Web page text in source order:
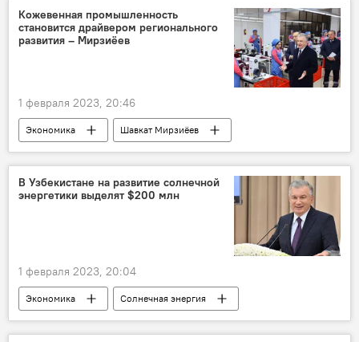
Кожевенная промышленность
становится драйвером регионального
развития – Мирзиёев
1 февраля 2023, 20:46
Экономика
Шавкат Мирзиёев
промышленность
В Узбекистане на развитие солнечной
энергетики выделят $200 млн
1 февраля 2023, 20:04
Экономика
Солнечная энергия
Узбекистан